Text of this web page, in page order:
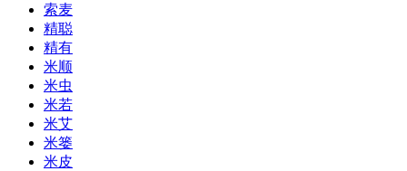
索麦
精聪
精有
米顺
米虫
米若
米艾
米篓
米皮